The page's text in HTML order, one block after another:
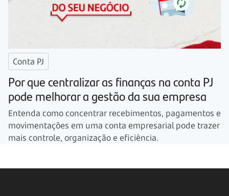
Conta PJ
Por que centralizar as finanças na conta PJ
pode melhorar a gestão da sua empresa
Entenda como concentrar recebimentos, pagamentos e
movimentações em uma conta empresarial pode trazer
mais controle, organização e eficiência.